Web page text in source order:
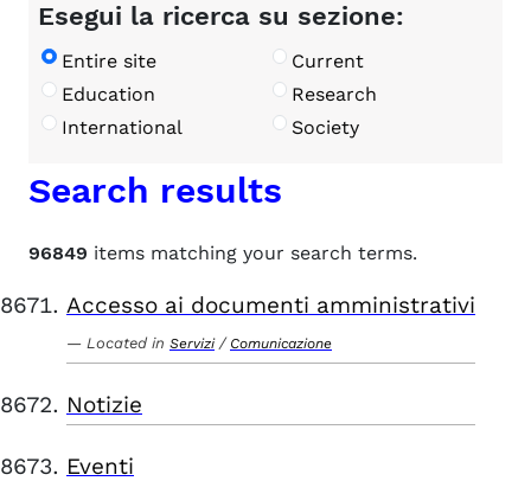
Esegui la ricerca su sezione:
Entire site
Current
Education
Research
International
Society
Search results
96849 items matching your search terms.
Accesso ai documenti amministrativi
Located in Servizi / Comunicazione
Notizie
Eventi